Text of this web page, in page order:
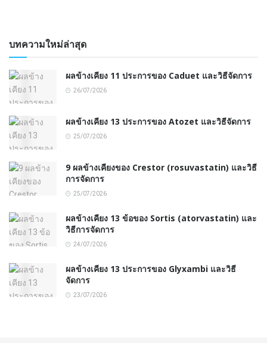
บทความใหม่ล่าสุด
ผลข้างเคียง 11 ประการของ Caduet และวิธีจัดการ
26/07/2026
ผลข้างเคียง 13 ประการของ Atozet และวิธีจัดการ
25/07/2026
9 ผลข้างเคียงของ Crestor (rosuvastatin) และวิธี
การจัดการ
25/07/2026
ผลข้างเคียง 13 ข้อของ Sortis (atorvastatin) และ
วิธีการจัดการ
24/07/2026
ผลข้างเคียง 13 ประการของ Glyxambi และวิธี
จัดการ
23/07/2026